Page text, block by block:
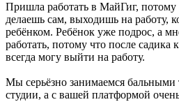
Пришла работать в МайГиг, потому
делаешь сам, выходишь на работу,
ребёнком. Ребёнок уже подрос, а
работать, потому что после садика
всегда могу выйти на работу.
Мы серьёзно занимаемся бальными
студии, а с вашей платформой